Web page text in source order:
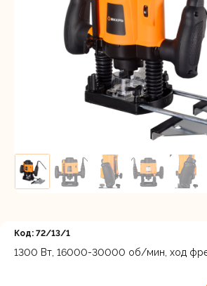
ОБОРУДОВАНИЕ
Код: 72/13/1
1300 Вт, 16000-30000 об/мин, ход
Регистрация